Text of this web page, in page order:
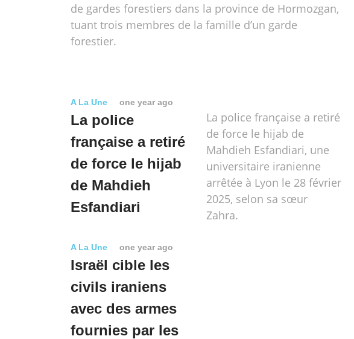
de gardes forestiers dans la province de Hormozgan,
tuant trois membres de la famille d’un garde
forestier.
A La Une one year ago
La police
française a retiré
de force le hijab
de Mahdieh
Esfandiari
La police française a retiré
de force le hijab de
Mahdieh Esfandiari, une
universitaire iranienne
arrêtée à Lyon le 28 février
2025, selon sa sœur
Zahra.
A La Une one year ago
Israël cible les
civils iraniens
avec des armes
fournies par les